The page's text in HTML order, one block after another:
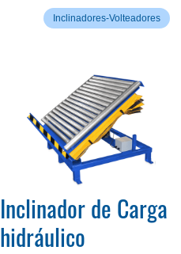
Inclinadores-Volteadores
Inclinador de Carga
hidráulico